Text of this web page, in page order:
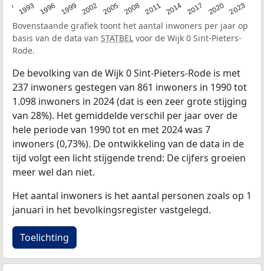
1993 1996 1999 2002 2005 2008 2011 2014 2017 2020 2023
Bovenstaande grafiek toont het aantal inwoners per jaar op
basis van de data van STATBEL voor de Wijk 0 Sint-Pieters-
Rode.
De bevolking van de Wijk 0 Sint-Pieters-Rode is met
237 inwoners gestegen van 861 inwoners in 1990 tot
1.098 inwoners in 2024 (dat is een zeer grote stijging
van 28%). Het gemiddelde verschil per jaar over de
hele periode van 1990 tot en met 2024 was 7
inwoners (0,73%). De ontwikkeling van de data in de
tijd volgt een licht stijgende trend: De cijfers groeien
meer wel dan niet.
Het aantal inwoners is het aantal personen zoals op 1
januari in het bevolkingsregister vastgelegd.
Toelichting